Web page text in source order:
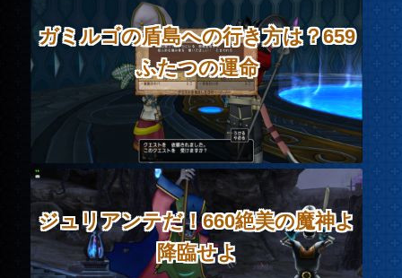
ガミルゴの盾島への行き方は？659
ふたつの運命
ジュリアンテだ！660絶美の魔神よ
降臨せよ